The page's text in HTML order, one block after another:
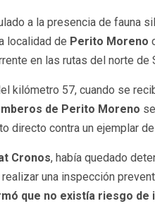
a la presencia de fauna
localidad de Perito Moreno
en las rutas del norte
kilómetro 57, cuando se
de Perito Moreno
directo contra un ejemplar
Cronos, había quedado
una inspección
que no existía riesgo de